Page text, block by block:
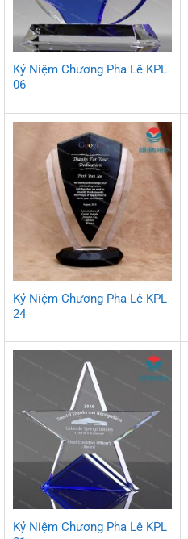
Kỷ Niệm Chương Pha Lê KPL
06
Kỷ Niệm Chương Pha Lê KPL
24
Kỷ Niệm Chương Pha Lê KPL